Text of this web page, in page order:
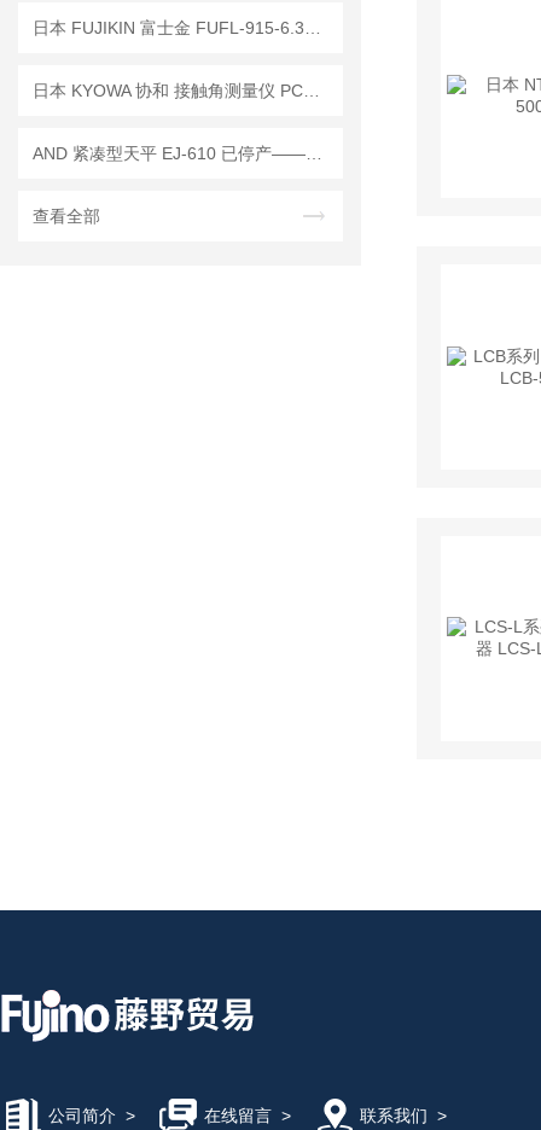
查看全部
公司简介 > 在线留言> 联系我们 >